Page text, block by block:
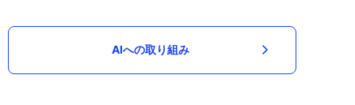
AIへの取り組み